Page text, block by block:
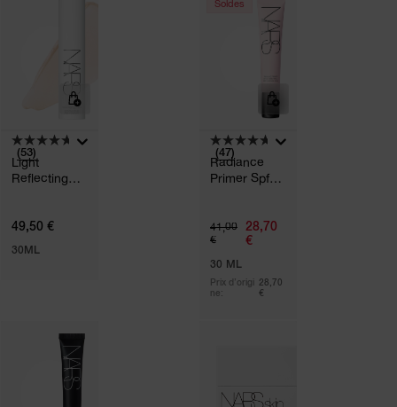
(53)
Light
Reflecting™
49,50 €
30ML
Soldes
(47)
Radiance
Primer Spf
41,00
€
28,70
€
30 ML
Prix d’origi
ne:
28,70
€